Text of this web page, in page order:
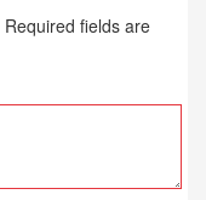
Required fields are